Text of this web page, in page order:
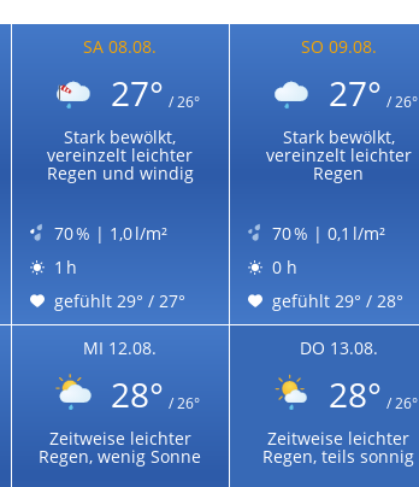
SA 08.08.
27° / 26°
Stark bewölkt,
vereinzelt leichter
Regen und windig
70 % | 1,0 l/m²
1 h
gefühlt 29° / 27°
SO 09.08.
27° / 26°
Stark bewölkt,
vereinzelt leichter
Regen
70 % | 0,1 l/m²
0 h
gefühlt 29° / 28°
MI 12.08.
28° / 26°
Zeitweise leichter
Regen, wenig Sonne
DO 13.08.
28° / 26°
Zeitweise leichter
Regen, teils sonnig
Zur Sonnenscheindauerkarte